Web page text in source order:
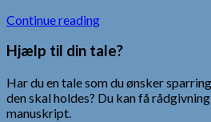
Continue reading
Hjælp til din tale?
Har du en tale som du ønsker
den skal holdes? Du kan få
manuskript.